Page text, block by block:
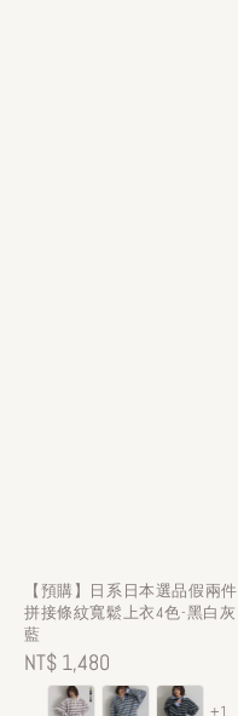
【預購】日系日本選品假兩件
拼接條紋寬鬆上衣4色-黑白灰
藍
Regular
price
NT$ 1,480
+1